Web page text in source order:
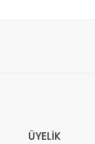
ÜYELİK